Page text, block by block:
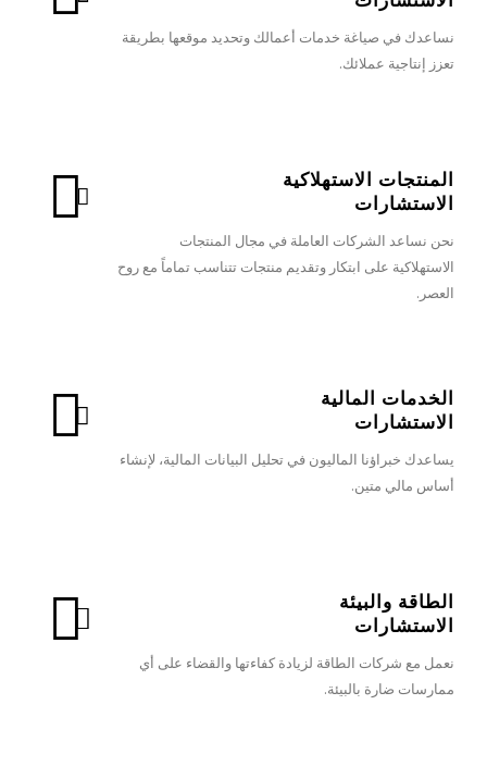
نساعدك في صياغة خدمات أعمالك وتحديد موقعها بطريقة
تعزز إنتاجية عملائك.
المنتجات الاستهلاكية
الاستشارات
نحن نساعد الشركات العاملة في مجال المنتجات
الاستهلاكية على ابتكار وتقديم منتجات تتناسب تماماً مع روح
العصر.
الخدمات المالية
الاستشارات
يساعدك خبراؤنا الماليون في تحليل البيانات المالية، لإنشاء
أساس مالي متين.
الطاقة والبيئة
الاستشارات
نعمل مع شركات الطاقة لزيادة كفاءتها والقضاء على أي
ممارسات ضارة بالبيئة.